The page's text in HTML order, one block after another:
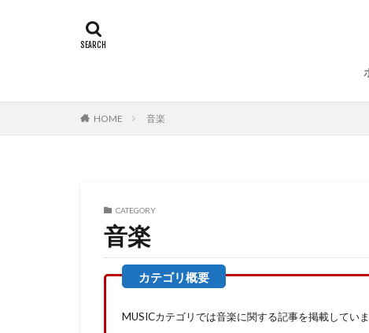
HOME 音楽
CATEGORY
音楽
MUSICカテゴリでは音楽に関する記事を掲載していま